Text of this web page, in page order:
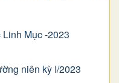
Mục -2023
niên kỳ I/2023